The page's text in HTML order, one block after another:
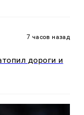
7 часов назад
дороги и